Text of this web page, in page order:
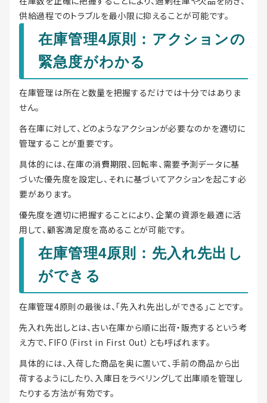
供給過程でのトラブルを最小限に抑えることが可能です。
在庫管理4原則：アクションの
緊急度がわかる
在庫管理は所在と数量を把握するだけでは十分ではありま
せん。
各在庫に対して、どのようなアクションが必要なのかを適切に
管理することが重要です。
具体的には、在庫の消費期限、回転率、需要予測データに基
づいた優先度を設定し、それに基づいてアクションを起こす必
要があります。
優先度を適切に把握することにより、企業の資源を最適に活
用して、顧客満足度を高めることが可能です。
在庫管理4原則：先入れ先出し
ができる
在庫管理4原則の最後は、「先入れ先出しができる」ことです。
先入れ先出しとは、古い在庫から順に出荷・販売するという考
え方で、FIFO（First in First Out）とも呼ばれます。
具体的には、入荷した商品を奥に置いて、手前の商品から出
荷するようにしたり、入庫日をラベリングして出庫順を管理し
たりする方法が有効です。